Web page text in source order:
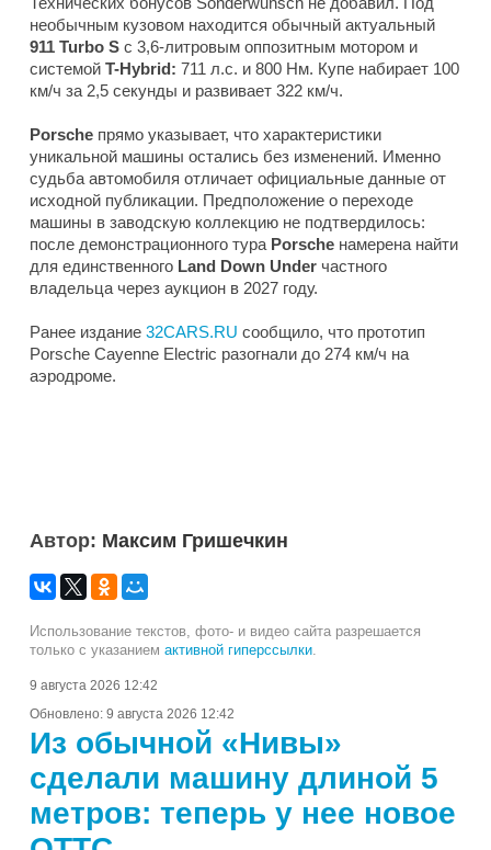
необычным кузовом находится обычный актуальный
911 Turbo S с 3,6-литровым оппозитным мотором и
системой T-Hybrid: 711 л.с. и 800 Нм. Купе набирает 100
км/ч за 2,5 секунды и развивает 322 км/ч.
Porsche прямо указывает, что характеристики
уникальной машины остались без изменений. Именно
судьба автомобиля отличает официальные данные от
исходной публикации. Предположение о переходе
машины в заводскую коллекцию не подтвердилось:
после демонстрационного тура Porsche намерена найти
для единственного Land Down Under частного
владельца через аукцион в 2027 году.
Ранее издание 32CARS.RU сообщило, что прототип
Porsche Cayenne Electric разогнали до 274 км/ч на
аэродроме.
Автор: Максим Гришечкин
Использование текстов, фото- и видео сайта разрешается
только с указанием активной гиперссылки
9 августа 2026 12:42
Обновлено: 9 августа 2026 12:42
Из обычной «Нивы»
сделали машину длиной 5
метров: теперь у нее новое